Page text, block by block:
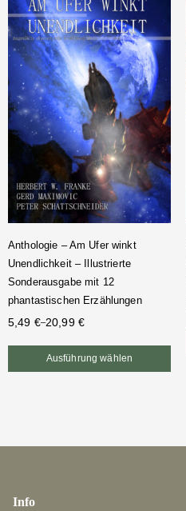
Anthologie – Am Ufer winkt
Unendlichkeit – Illustrierte
Sonderausgabe mit 12
phantastischen Erzählungen
5,49 €–20,99 €
Ausführung wählen
Info